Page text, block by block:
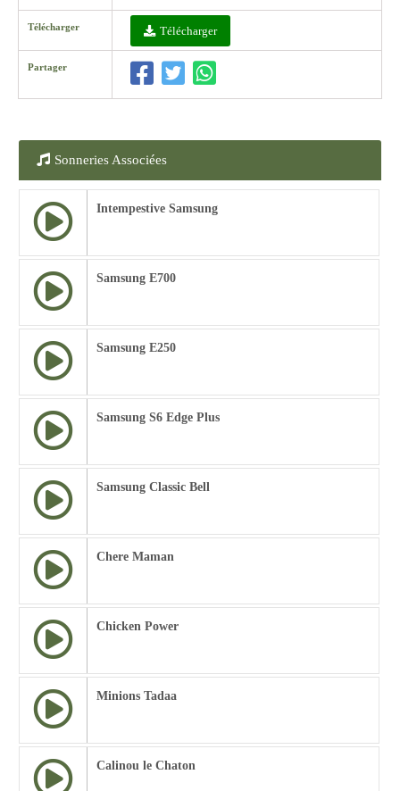
Télécharger Télécharger
Partager
Sonneries Associées
Intempestive Samsung
Samsung E700
Samsung E250
Samsung S6 Edge Plus
Samsung Classic Bell
Chere Maman
Chicken Power
Minions Tadaa
Calinou le Chaton